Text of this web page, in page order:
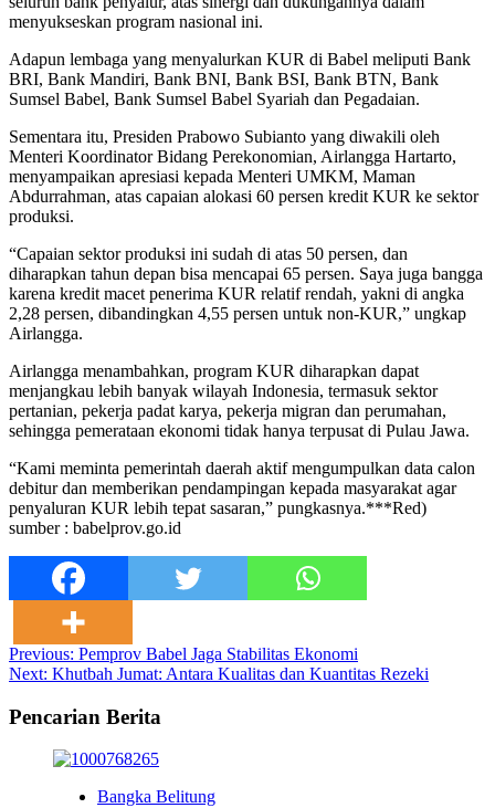
menyukseskan program nasional ini.
Adapun lembaga yang menyalurkan KUR di Babel meliputi Bank
BRI, Bank Mandiri, Bank BNI, Bank BSI, Bank BTN, Bank
Sumsel Babel, Bank Sumsel Babel Syariah dan Pegadaian.
Sementara itu, Presiden Prabowo Subianto yang diwakili oleh
Menteri Koordinator Bidang Perekonomian, Airlangga Hartarto,
menyampaikan apresiasi kepada Menteri UMKM, Maman
Abdurrahman, atas capaian alokasi 60 persen kredit KUR ke sektor
produksi.
“Capaian sektor produksi ini sudah di atas 50 persen, dan
diharapkan tahun depan bisa mencapai 65 persen. Saya juga bangga
karena kredit macet penerima KUR relatif rendah, yakni di angka
2,28 persen, dibandingkan 4,55 persen untuk non-KUR,” ungkap
Airlangga.
Airlangga menambahkan, program KUR diharapkan dapat
menjangkau lebih banyak wilayah Indonesia, termasuk sektor
pertanian, pekerja padat karya, pekerja migran dan perumahan,
sehingga pemerataan ekonomi tidak hanya terpusat di Pulau Jawa.
“Kami meminta pemerintah daerah aktif mengumpulkan data calon
debitur dan memberikan pendampingan kepada masyarakat agar
penyaluran KUR lebih tepat sasaran,” pungkasnya.***Red)
sumber : babelprov.go.id
Post
navigation
Previous: Pemprov Babel Jaga Stabilitas Ekonomi
Next: Khutbah Jumat: Antara Kualitas dan Kuantitas Rezeki
Pencarian Berita
Bangka Belitung